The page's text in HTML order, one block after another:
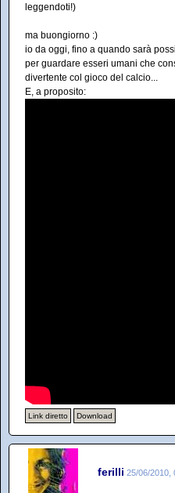
leggendoti!)
ma buongiorno :)
io da oggi, fino a quando sarà
per guardare esseri umani che
divertente col gioco del calcio...
E, a proposito:
Link diretto Download
ferilli 25/06/2010,